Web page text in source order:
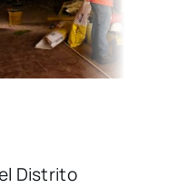
Distrito